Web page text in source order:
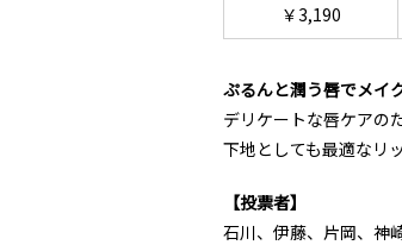
￥3,190
ぷるんと潤う唇でメイ
デリケートな唇ケアの
下地としても最適なリ
【投票者】
石川、伊藤、片岡、神